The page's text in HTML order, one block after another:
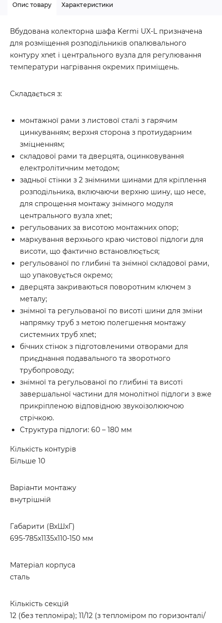
Опис товару Характеристики
Вбудована колекторна шафа Kermi UX-L призначена
для розміщення розподільників опалювального
контуру xnet і центрального вузла для регулювання
температури нагрівання окремих приміщень.
Складається з:
монтажної рами з листової сталі з гарячим
цинкуванням; верхня сторона з протиударним
зміцненням;
складової рами та дверцята, оцинковування
електролітичним методом;
задньої стінки з 2 знімними шинами для кріплення
розподільника, включаючи верхню шину, що несе,
для спрощення монтажу знімного модуля
центрального вузла xnet;
регульованих за висотою монтажних опор;
маркування верхнього краю чистової підлоги для
висоти, що фактично встановлюється;
регульованої по глибині та знімної складової рами,
що упаковується окремо;
дверцята закриваються поворотним ключем з
металу;
знімної та регульованої по висоті шини для зміни
напрямку труб з метою полегшення монтажу
системних труб xnet;
бічних стінок з підготовленими отворами для
приєднання подавального та зворотного
трубопроводу;
знімної та регульованої по глибині та висоті
завершальної частини для монолітної підлоги з вже
прикріпленою відповідною звукоізолюючою
стрічкою.
Структура підлоги: 60 – 180 мм
Кількість контурів
Більше 10
Варіанти монтажу
внутрішній
Габарити (ВхШхГ)
695-785х1135х110-150 мм
Матеріал корпуса
сталь
Кількість секцій
12 (без тепломіра); 11/12 (з тепломіром по горизонталі/